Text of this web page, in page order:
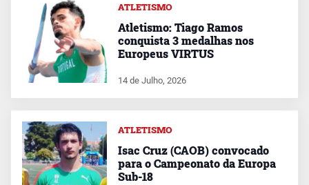
ATLETISMO
Atletismo: Tiago Ramos
conquista 3 medalhas nos
Europeus VIRTUS
14 de Julho, 2026
ATLETISMO
Isac Cruz (CAOB) convocado
para o Campeonato da Europa
Sub-18